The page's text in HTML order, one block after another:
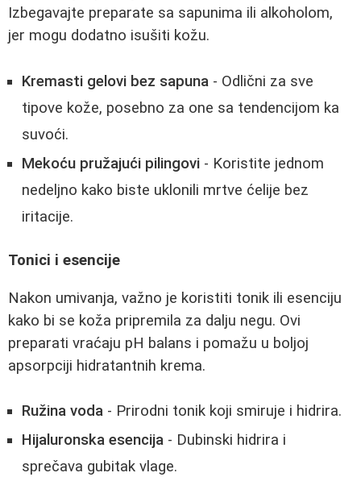
Izbegavajte preparate sa sapunima ili alkoholom,
jer mogu dodatno isušiti kožu.
Kremasti gelovi bez sapuna - Odlični za sve
tipove kože, posebno za one sa tendencijom ka
suvoći.
Mekoću pružajući pilingovi - Koristite jednom
nedeljno kako biste uklonili mrtve ćelije bez
iritacije.
Tonici i esencije
Nakon umivanja, važno je koristiti tonik ili esenciju
kako bi se koža pripremila za dalju negu. Ovi
preparati vraćaju pH balans i pomažu u boljoj
apsorpciji hidratantnih krema.
Ružina voda - Prirodni tonik koji smiruje i hidrira.
Hijaluronska esencija - Dubinski hidrira i
sprečava gubitak vlage.